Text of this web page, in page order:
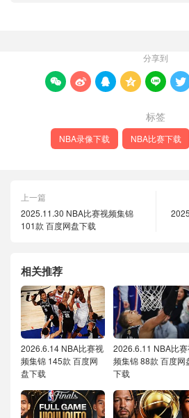
分享到
     
标签
NBA录像下载 NBA比赛下载
上一篇
2025.11.30 NBA比赛视频集锦
101款 百度网盘下载
相关推荐
2026.6.14 NBA比赛视
频集锦 145款 百度网
盘下载
2026.6.11 NBA比
频集锦 88款 百度网
下载